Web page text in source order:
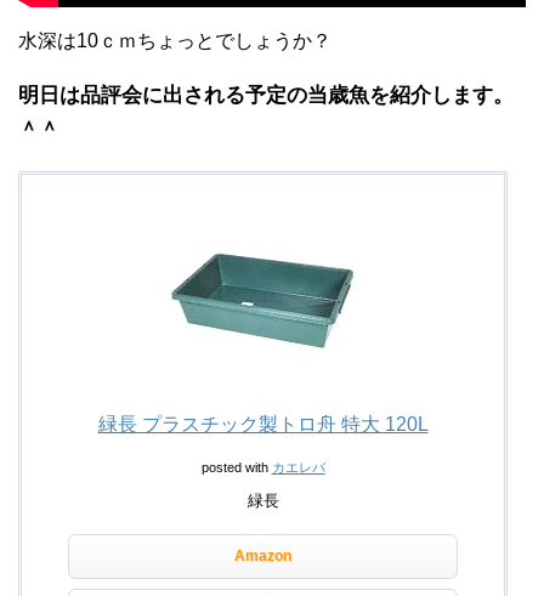
水深は10ｃｍちょっとでしょうか？
明日は品評会に出される予定の当歳魚を紹介します。
＾＾
緑長 プラスチック製トロ舟 特大 120L
posted with カエレバ
緑長
Amazon